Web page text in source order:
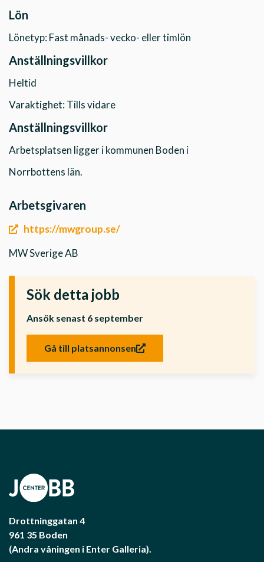
Lön
Lönetyp: Fast månads- vecko- eller timlön
Anställningsvillkor
Heltid
Varaktighet: Tills vidare
Anställningsvillkor
Arbetsplatsen ligger i kommunen Boden i
Norrbottens län.
Arbetsgivaren
https://mwgroup.se/
MW Sverige AB
Sök detta jobb
Ansök senast 6 september
Gå till platsannonsen
Drottninggatan 4
961 35 Boden
(Andra våningen i Enter Galleria).